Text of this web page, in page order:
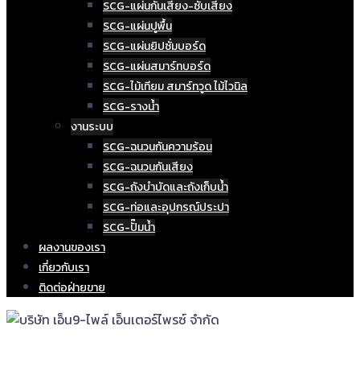
SCG-แผ่นกันเสียง-ซับเสียง
SCG-แผ่นปูพื้น
SCG-แผ่นยิปซั่มบอร์ด
SCG-แผ่นสมาร์ทบอร์ด
SCG-ไม้เทียม สมาร์ทวูด ไม้ไวนิล
SCG-รางน้ำ
งานระบบ
SCG-ฉนวนกันความร้อน
SCG-ฉนวนกันเสียง
SCG-ถังบำบัดและถังเก็บน้ำ
SCG-ท่อและอุปกรณ์ประปา
SCG-ปั๊มน้ำ
ผลงานของเรา
เกี่ยวกับเรา
ติดต่อฝ่ายขาย